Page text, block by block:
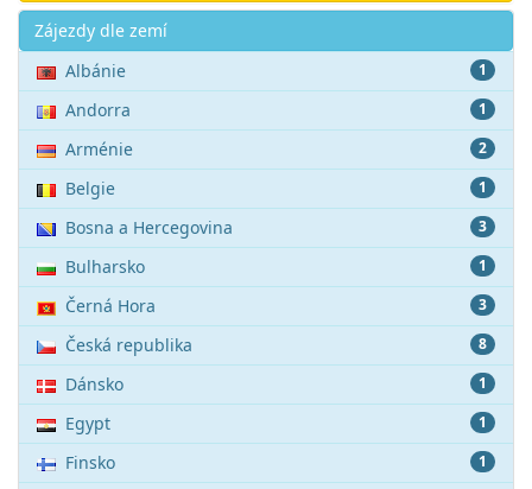
Akce
Zájezdy dle zemí
1
Albánie
1
Andorra
2
Arménie
1
Belgie
3
Bosna a Hercegovina
1
Bulharsko
3
Černá Hora
8
Česká republika
1
Dánsko
1
Egypt
1
Finsko